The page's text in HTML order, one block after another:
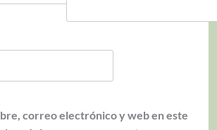
correo electrónico y web en este